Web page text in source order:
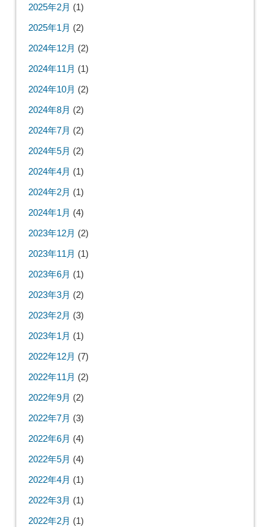
2025年2月 (1)
2025年1月 (2)
2024年12月 (2)
2024年11月 (1)
2024年10月 (2)
2024年8月 (2)
2024年7月 (2)
2024年5月 (2)
2024年4月 (1)
2024年2月 (1)
2024年1月 (4)
2023年12月 (2)
2023年11月 (1)
2023年6月 (1)
2023年3月 (2)
2023年2月 (3)
2023年1月 (1)
2022年12月 (7)
2022年11月 (2)
2022年9月 (2)
2022年7月 (3)
2022年6月 (4)
2022年5月 (4)
2022年4月 (1)
2022年3月 (1)
2022年2月 (1)